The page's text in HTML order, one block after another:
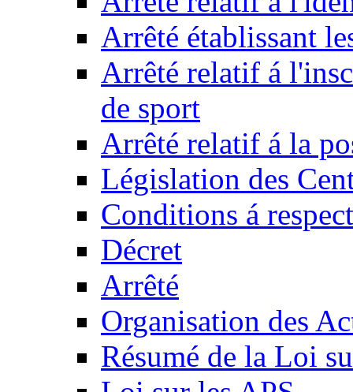
Arrêté établissant
Arrêté relatif á
de sport
Arrêté relatif á la
Législation des
Conditions á
Décret
Arrêté
Organisation des
Résumé de la Loi